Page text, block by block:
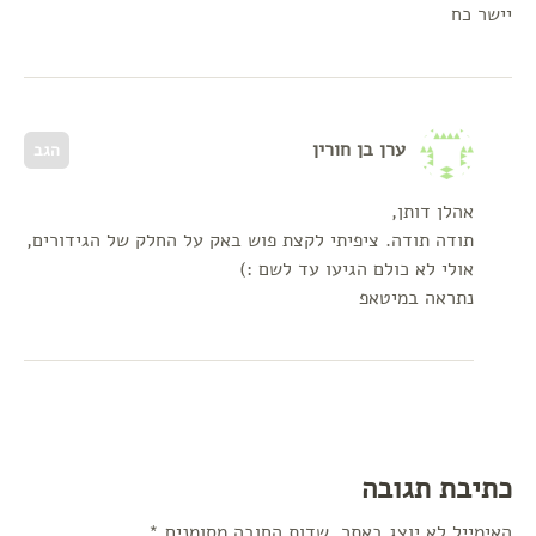
יישר כח
הגב ערן בן חורין
אהלן דותן,
תודה תודה. ציפיתי לקצת פוש באק על החלק של הגידורים,
אולי לא כולם הגיעו עד לשם :)
נתראה במיטאפ
כתיבת תגובה